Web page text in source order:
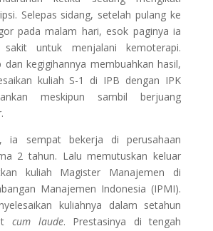
Selepas sidang, setelah pulang ke
pada malam hari, esok paginya ia
untuk menjalani kemoterapi.
dan kegigihannya membuahkan hasil,
kuliah S-1 di IPB dengan IPK
meskipun sambil berjuang
ia sempat bekerja di perusahaan
2 tahun. Lalu memutuskan keluar
kuliah Magister Manajemen di
Manajemen Indonesia (IPMI).
kuliahnya dalam setahun
cum laude. Prestasinya di tengah